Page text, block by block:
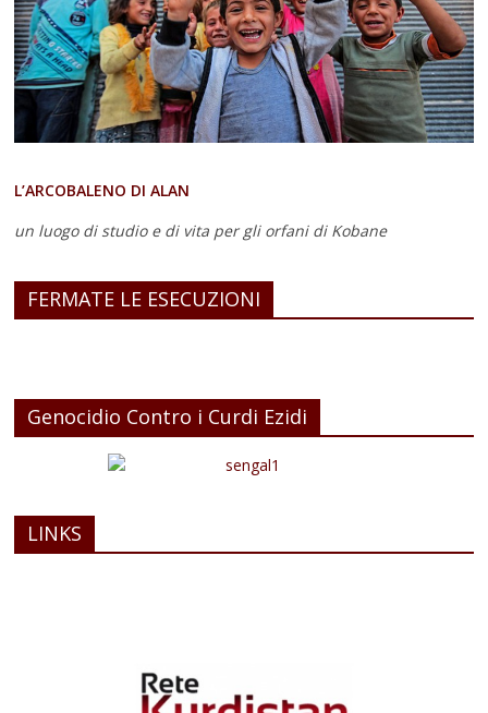
L’ARCOBALENO DI ALAN
un luogo di studio e di vita per gli orfani di Kobane
FERMATE LE ESECUZIONI
Genocidio Contro i Curdi Ezidi
LINKS